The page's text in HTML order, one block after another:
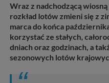
Wraz z nadchodzącą
rozkład lotów zmieni się z
marca do końca
korzystać ze stałych,
dniach oraz godzinach, a
sezonowych lotów